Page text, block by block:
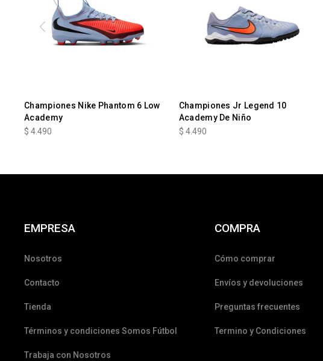
Championes Nike Phantom 6 Low
Academy
$ 4.490
Championes Jr Legend 10
Academy De Niño
$ 4.490
EMPRESA
Nosotros
Contacto
Tienda
Términos y condiciones Somos Fútbol
Trabaja con Nosotros
COMPRA
Cómo comprar
Envíos y devoluciones
Preguntas frecuentes
Termino y Condiciones